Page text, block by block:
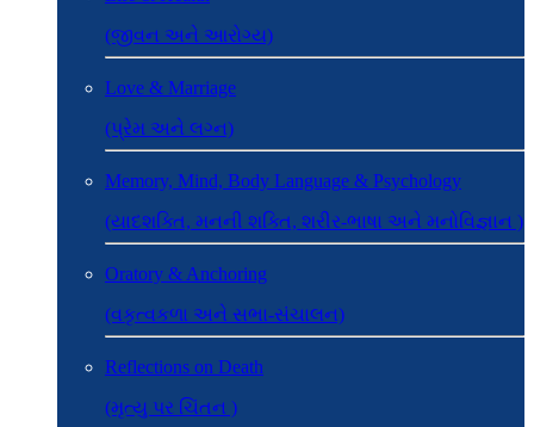
(જીવન અને આરોગ્ય)
Love & Marriage
(પ્રેમ અને લગ્ન)
Memory, Mind, Body Language & Psychology
(યાદશક્તિ, મનની શક્તિ, શરીર-ભાષા અને મનોવિજ્ઞાન )
Oratory & Anchoring
(વકૃત્વકળા અને સભા-સંચાલન)
Reflections on Death
(મૃત્યુ પર ચિંતન )